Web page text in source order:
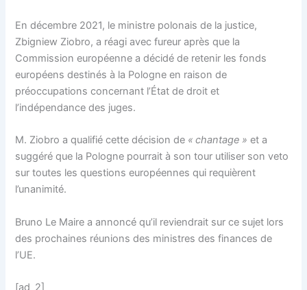
En décembre 2021, le ministre polonais de la justice,
Zbigniew Ziobro, a réagi avec fureur après que la
Commission européenne a décidé de retenir les fonds
européens destinés à la Pologne en raison de
préoccupations concernant l’État de droit et
l’indépendance des juges.
M. Ziobro a qualifié cette décision de « chantage » et a
suggéré que la Pologne pourrait à son tour utiliser son veto
sur toutes les questions européennes qui requièrent
l’unanimité.
Bruno Le Maire a annoncé qu’il reviendrait sur ce sujet lors
des prochaines réunions des ministres des finances de
l’UE.
[ad_2]